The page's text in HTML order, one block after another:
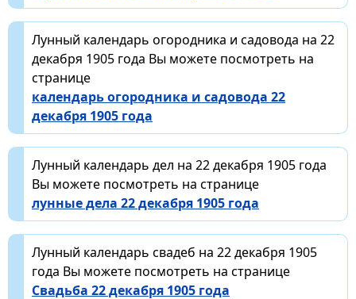
Лунный календарь огородника и садовода на 22
декабря 1905 года Вы можете посмотреть на
странице
календарь огородника и садовода 22
декабря 1905 года
Лунный календарь дел на 22 декабря 1905 года
Вы можете посмотреть на странице
лунные дела 22 декабря 1905 года
Лунный календарь свадеб на 22 декабря 1905
года Вы можете посмотреть на странице
Свадьба 22 декабря 1905 года